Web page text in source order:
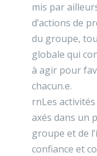
mis par
d’actions de
du groupe,
globale qui
à agir pour
chacun.e.
rnLes
axés dans un
groupe et de
confiance et